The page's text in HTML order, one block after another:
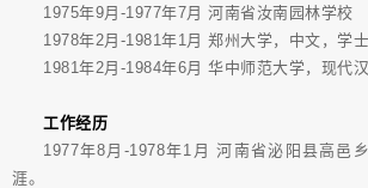
1975年9月-1977年7月 河南省汝南园林学校
1978年2月-1981年1月 郑州大学，中文，学士
1981年2月-1984年6月 华中师范大学，现代
工作经历
1977年8月-1978年1月 河南省泌阳县高邑
涯。